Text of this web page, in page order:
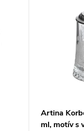
Artina
ml, motív s